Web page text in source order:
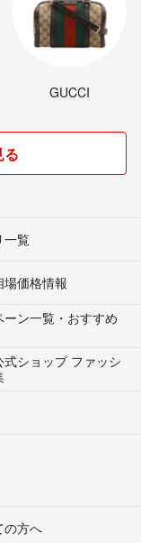
GUCCI
る
一覧
場価格情報
ーン一覧・おすすめ
式ショップ ファッシ
の方へ